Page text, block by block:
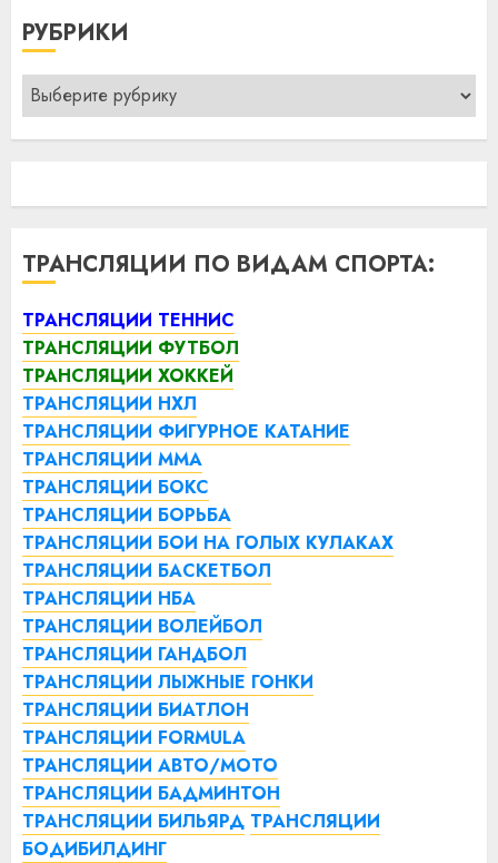
РУБРИКИ
Рубрики
ТРАНСЛЯЦИИ ПО ВИДАМ СПОРТА:
ТРАНСЛЯЦИИ ТЕННИС
ТРАНСЛЯЦИИ ФУТБОЛ
ТРАНСЛЯЦИИ ХОККЕЙ
ТРАНСЛЯЦИИ НХЛ
ТРАНСЛЯЦИИ ФИГУРНОЕ КАТАНИЕ
ТРАНСЛЯЦИИ ММА
ТРАНСЛЯЦИИ БОКС
ТРАНСЛЯЦИИ БОРЬБА
ТРАНСЛЯЦИИ БОИ НА ГОЛЫХ КУЛАКАХ
ТРАНСЛЯЦИИ БАСКЕТБОЛ
ТРАНСЛЯЦИИ НБА
ТРАНСЛЯЦИИ ВОЛЕЙБОЛ
ТРАНСЛЯЦИИ ГАНДБОЛ
ТРАНСЛЯЦИИ ЛЫЖНЫЕ ГОНКИ
ТРАНСЛЯЦИИ БИАТЛОН
ТРАНСЛЯЦИИ FORMULA
ТРАНСЛЯЦИИ АВТО/МОТО
ТРАНСЛЯЦИИ БАДМИНТОН
ТРАНСЛЯЦИИ БИЛЬЯРД ТРАНСЛЯЦИИ
БОДИБИЛДИНГ